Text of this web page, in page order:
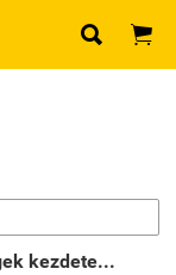
 
kezdete...